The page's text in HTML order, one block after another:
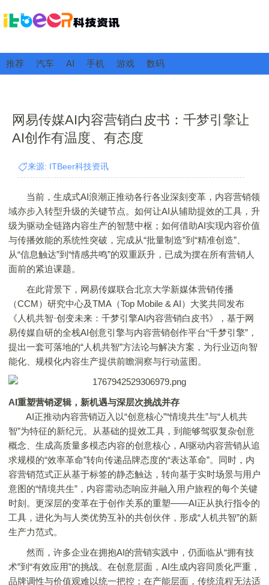
推荐 汽车 AI 手机 游戏 数码
网易传媒AI内容营销白皮书：千梦引擎让
AI创作有温度、有态度
来源: ITBeer科技资讯
当前，生成式AI浪潮正推动各行各业深刻变革，内容营销领
域亦步入转型升级的关键节点。如何让AI从辅助提效的工具，升
级为驱动全链路内容生产的智慧中枢；如何借助AI实现内容价值
与传播效能的系统性突破，完成从“批量制造”到“精准创造”、
从“信息触达”到“情感共鸣”的双重跃升，已成为摆在所有营销人
面前的紧迫课题。
在此背景下，网易传媒联合北京大学新媒体营销传播
（CCM）研究中心及TMA（Top Mobile & AI）大奖共同发布
《人机共智·创变未来：千梦引擎AI内容营销白皮书》，基于网
易传媒自研的全栈AI创意引擎与内容营销创作平台“千梦引擎”，
提出一套可落地的“人机共智”方法论与解决方案，为行业迈向智
能化、规模化内容生产提供前瞻洞察与行动蓝图。
AI重塑营销逻辑，新机遇与深层次挑战并存
AI正推动内容营销迈入以“创意核心”“情境共生”与“人机共
智”为特征的新纪元。从基础的提效工具，到能够驾驭复杂创意
概念、生成高质量多模态内容的创意核心，AI驱动内容营销从追
求规模的“效率革命”转向传递品牌态度的“表达革命”。同时，内
容营销范式正从基于标签的静态触达，转向基于实时场景与用户
意图的“情境共生”，内容需动态响应并融入用户旅程的每个关键
时刻。更深层的变革在于创作关系的重塑——AI正从执行指令的
工具，进化为与人类优势互补的共创伙伴，形成“人机共智”的新
生产力范式。
然而，许多企业在拥抱AI的营销实践中，仍面临从“拥有技
术”到“有效应用”的挑战。在创意层面，AI生成内容同质化严重，
品牌调性与价值观难以统一把控；在产能层面，传统流程无法适